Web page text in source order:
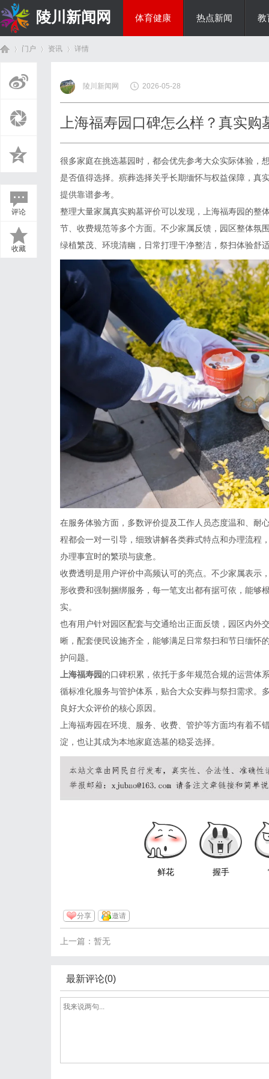
陵川新闻网 体育健康 热点新闻 教
门户 资讯
›
详情
评论
收藏
陵川新闻网 2026-05-28
上海福寿园口碑怎么样？真实购
很多家庭在挑选墓园时，都会优先参考大众实际体验，
是否值得选择。殡葬选择关乎长期缅怀与权益保障，真
提供靠谱参考。
整理大量家属真实购墓评价可以发现，上海福寿园的整
节、收费规范等多个方面。不少家属反馈，园区整体氛
绿植繁茂、环境清幽，日常打理干净整洁，祭扫体验舒
在服务体验方面，多数评价提及工作人员态度温和、耐
程都会一对一引导，细致讲解各类葬式特点和办理流程
办理事宜时的繁琐与疲惫。
收费透明是用户评价中高频认可的亮点。不少家属表示
形收费和强制捆绑服务，每一笔支出都有据可依，能够
实。
也有用户针对园区配套与交通给出正面反馈，园区内外
晰，配套便民设施齐全，能够满足日常祭扫和节日缅怀
护问题。
上海福寿园的口碑积累，依托于多年规范合规的运营体
循标准化服务与管护体系，贴合大众安葬与祭扫需求。
良好大众评价的核心原因。
上海福寿园在环境、服务、收费、管护等方面均有着
淀，也让其成为本地家庭选墓的稳妥选择。
鲜花 握手
分享 邀请
上一篇：暂无
最新评论(0)